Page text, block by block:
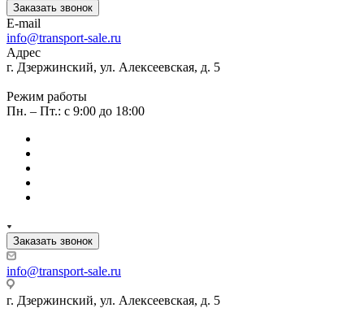
Заказать звонок
E-mail
info@transport-sale.ru
Адрес
г. Дзержинский, ул. Алексеевская, д. 5
Режим работы
Пн. – Пт.: с 9:00 до 18:00
Заказать звонок
info@transport-sale.ru
г. Дзержинский, ул. Алексеевская, д. 5